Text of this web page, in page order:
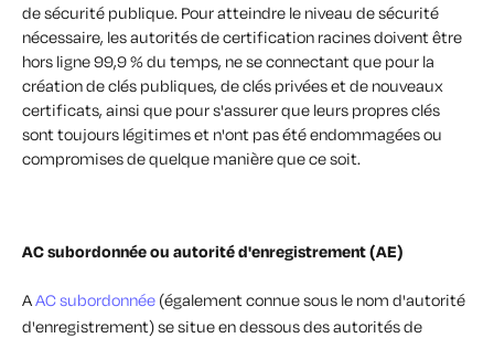
de sécurité publique. Pour atteindre le niveau de sécurité
nécessaire, les autorités de certification racines doivent être
hors ligne 99,9 % du temps, ne se connectant que pour la
création de clés publiques, de clés privées et de nouveaux
certificats, ainsi que pour s'assurer que leurs propres clés
sont toujours légitimes et n'ont pas été endommagées ou
compromises de quelque manière que ce soit.
AC subordonnée ou autorité d'enregistrement (AE)
AAC subordonnée (également connue sous le nom d'autorité
d'enregistrement) se situe en dessous des autorités de